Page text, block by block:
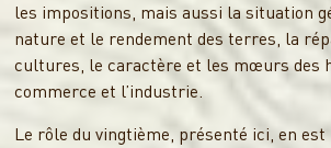
les impositions, mais aussi la situation
nature et le rendement des terres, la
cultures, le caractère et les mœurs des
commerce et l’industrie.
Le rôle du vingtième, présenté ici, en est